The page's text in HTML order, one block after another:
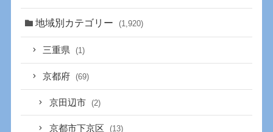
地域別カテゴリー (1,920)
三重県 (1)
京都府 (69)
京田辺市 (2)
京都市下京区 (13)